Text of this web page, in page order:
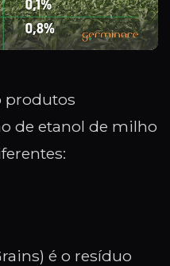
produtos
de etanol de milho
é o resíduo